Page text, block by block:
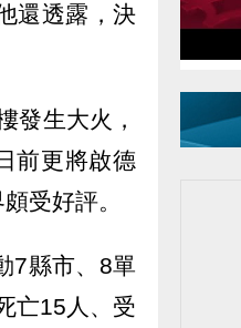
還透露，決
發生大火，
前更將啟德
受好評。
7縣市、8單
亡15人、受